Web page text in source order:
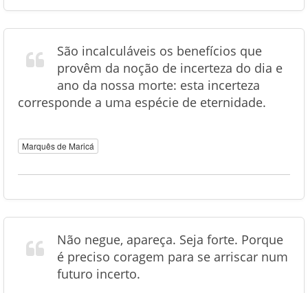
São incalculáveis os benefícios que
provêm da noção de incerteza do dia e
ano da nossa morte: esta incerteza
corresponde a uma espécie de eternidade.
Marquês de Maricá
Não negue, apareça. Seja forte. Porque
é preciso coragem para se arriscar num
futuro incerto.